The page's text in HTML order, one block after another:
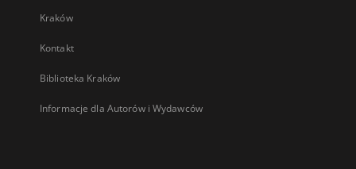
Kraków
Kontakt
Biblioteka Kraków
Informacje dla Autorów i Wydawców